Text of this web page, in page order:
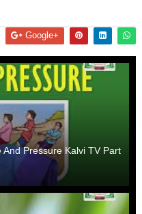
Google+
Pressure Kalvi TV Part